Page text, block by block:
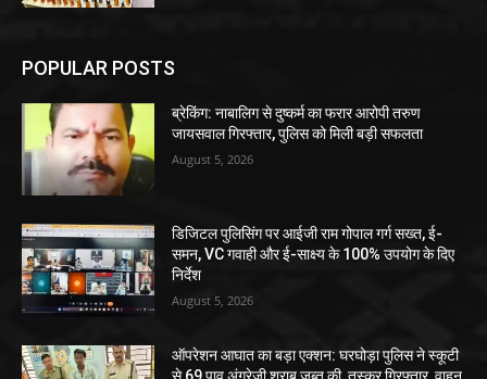
POPULAR POSTS
ब्रेकिंग: नाबालिग से दुष्कर्म का फरार आरोपी तरुण
जायसवाल गिरफ्तार, पुलिस को मिली बड़ी सफलता
August 5, 2026
डिजिटल पुलिसिंग पर आईजी राम गोपाल गर्ग सख्त, ई-
समन, VC गवाही और ई-साक्ष्य के 100% उपयोग के दिए
निर्देश
August 5, 2026
ऑपरेशन आघात का बड़ा एक्शन: घरघोड़ा पुलिस ने स्कूटी